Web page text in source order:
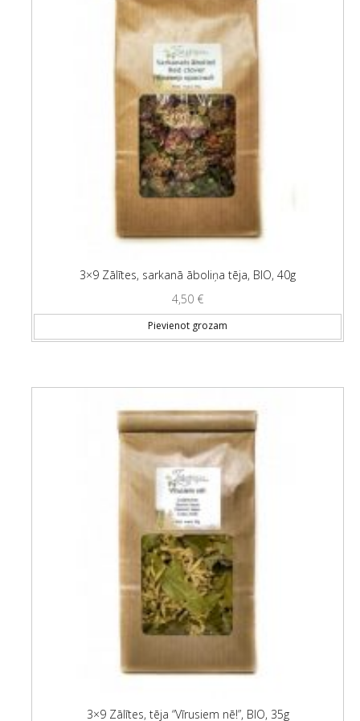
3×9 Zālītes, sarkanā āboliņa tēja, BIO, 40g
4,50 €
Pievienot grozam
3×9 Zālītes, tēja “Vīrusiem nē!”, BIO, 35g